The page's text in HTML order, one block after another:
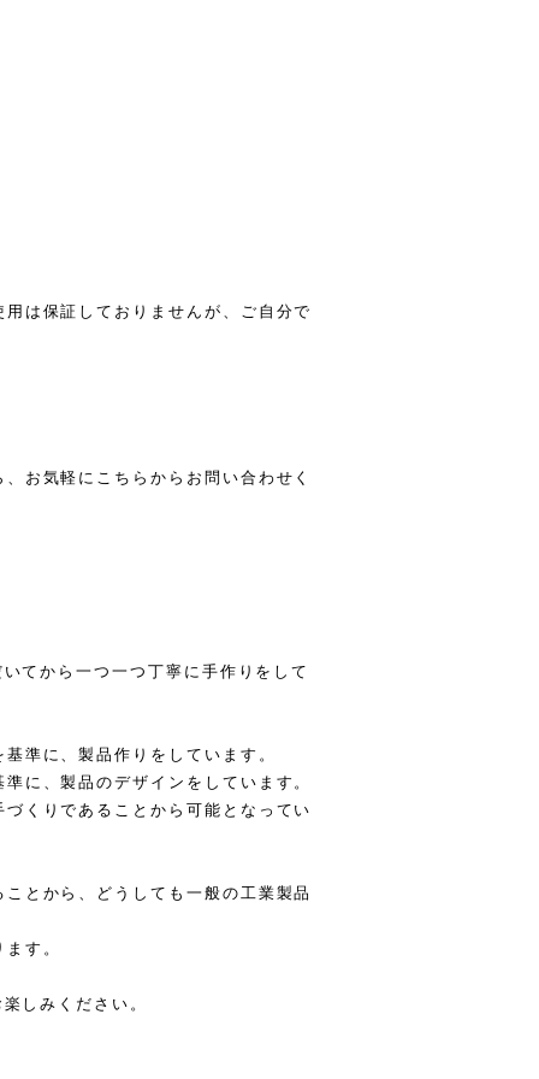
は保証しておりませんが、ご自分で
お気軽にこちらからお問い合わせく
てから一つ一つ丁寧に手作りをして
準に、製品作りをしています。
に、製品のデザインをしています。
くりであることから可能となってい
とから、どうしても一般の工業製品
す。
しみください。